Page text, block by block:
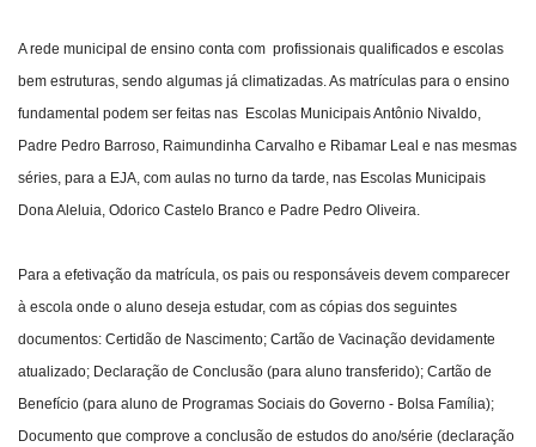
A rede municipal de ensino conta com profissionais qualificados e escolas
bem estruturas, sendo algumas já climatizadas. As matrículas para o ensino
fundamental podem ser feitas nas Escolas Municipais Antônio Nivaldo,
Padre Pedro Barroso, Raimundinha Carvalho e Ribamar Leal e nas mesmas
séries, para a EJA, com aulas no turno da tarde, nas Escolas Municipais
Dona Aleluia, Odorico Castelo Branco e Padre Pedro Oliveira.
Para a efetivação da matrícula, os pais ou responsáveis devem comparecer
à escola onde o aluno deseja estudar, com as cópias dos seguintes
documentos: Certidão de Nascimento; Cartão de Vacinação devidamente
atualizado; Declaração de Conclusão (para aluno transferido); Cartão de
Benefício (para aluno de Programas Sociais do Governo - Bolsa Família);
Documento que comprove a conclusão de estudos do ano/série (declaração